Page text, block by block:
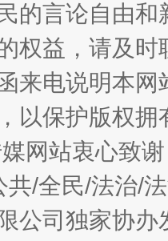
的言论自由
权益，请及
来电说明本
以保护版权
网站衷心致
共/全民/法治/
公司独家协